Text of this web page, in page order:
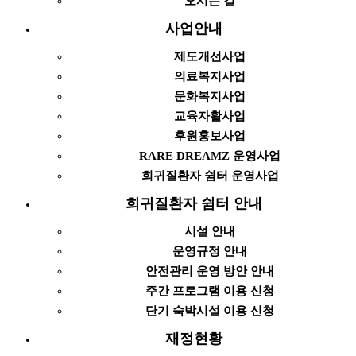
사업안내
제도개선사업
의료복지사업
문화복지사업
교육자활사업
후원홍보사업
RARE DREAMZ 운영사업
희귀질환자 쉼터 운영사업
희귀질환자 쉼터 안내
시설 안내
운영규정 안내
안전관리 운영 방안 안내
주간 프로그램 이용 신청
단기 숙박시설 이용 신청
재정현황